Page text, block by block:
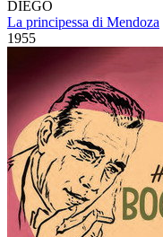
DIEGO
La principessa di Mendoza
1955